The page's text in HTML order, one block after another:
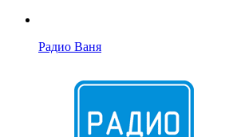
Радио Ваня